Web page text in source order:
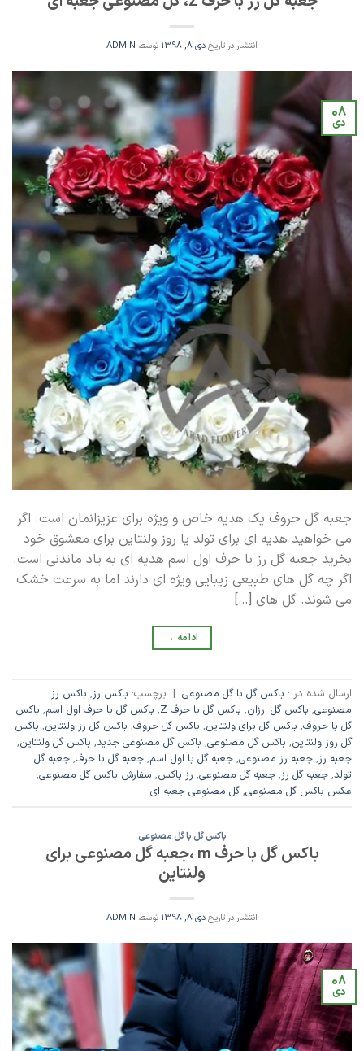
انتشار در تاریخدی 8, 1398 توسط ADMIN
08
دی
جعبه گل حروف یک هدیه خاص و ویژه برای عزیزانمان است. اگر
می خواهید هدیه ای برای تولد یا روز ولنتاین برای معشوق خود
بخرید جعبه گل رز با حرف اول اسم هدیه ای به یاد ماندنی است.
اگر چه گل های طبیعی زیبایی ویژه ای دارند اما به سرعت خشک
می شوند. گل های […]
ادامه →
ارسال شده در : باکس گل با گل مصنوعی | برچسب: باکس رز, باکس رز
مصنوعی, باکس گل ارزان, باکس گل با حرف Z , باکس گل با حرف اول اسم, باکس
گل با حروف, باکس گل برای ولنتاین, باکس گل حروف, باکس گل رز ولنتاین, باکس
گل روز ولنتاین, باکس گل مصنوعی, باکس گل مصنوعی جدید, باکس گل ولنتاین,
جعبه رز, جعبه رز مصنوعی, جعبه گل با اول اسم, جعبه گل با حرف, جعبه گل
تولد, جعبه گل رز, جعبه گل مصنوعی, رز باکس, سفارش باکس گل مصنوعی,
عکس باکس گل مصنوعی,گل مصنوعی جعبه ای
باکس گل با گل مصنوعی
باکس گل با حرف m ،جعبه گل مصنوعی برای
ولنتاین
انتشار در تاریخدی 8, 1398 توسط ADMIN
08
دی